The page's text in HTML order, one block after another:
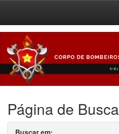
navigation
Página de Busca
Buscar em: